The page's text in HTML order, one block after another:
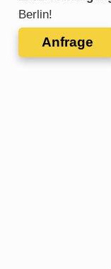
Berlin!
Anfrage